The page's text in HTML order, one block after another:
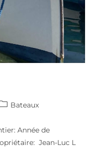
Bateaux
Année de
Jean-Luc L